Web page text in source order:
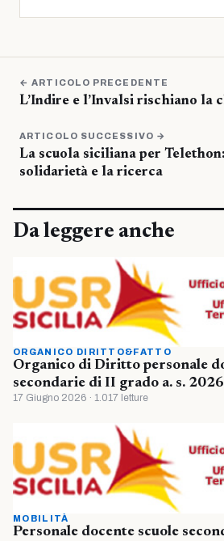
← ARTICOLO PRECEDENTE
L’Indire e l’Invalsi rischiano la
ARTICOLO SUCCESSIVO →
La scuola siciliana per
solidarietà e la ricerca
Da leggere anche
ORGANICO DIRITTO&FATTO
Organico di Diritto personale
secondarie di II grado a. s.
17 Giugno 2026 · 1.017 letture
MOBILITÀ
Personale docente scuole